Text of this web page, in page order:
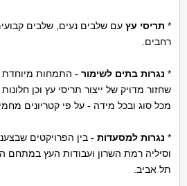
* תריסי עץ עם שלבים נעים, שלבים
רחבים.
* נגרות בתים לשימור - התמחות מיוחדת
שחזור מדויק של ייצור תריסי עץ וכן
מכל סוג ובכל מידה - על פי קטריונים
* נגרות למסעדות - בין הפרויקטים
וסיליה רמת השרון ועבודות העץ במתחם
תל אביב.